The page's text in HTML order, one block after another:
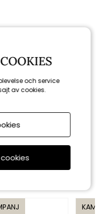
tillbehör
och service
av cookies.